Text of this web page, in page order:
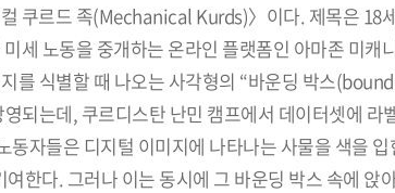
쿠르드 족(Mechanical Kurds)〉이다. 제목은 18
세 노동을 중개하는 온라인 플랫폼인 아마존 미
식별할 때 나오는 사각형의 “바운딩 박스
되는데, 쿠르디스탄 난민 캠프에서 데이터셋에 라
자들은 디지털 이미지에 나타나는 사물을 색을
한다. 그러나 이는 동시에 그 바운딩 박스 속에 앉